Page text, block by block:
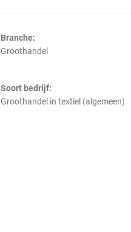
Branche:
Groothandel
Soort bedrijf:
Groothandel in textiel (algemeen)